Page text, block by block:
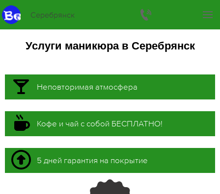
Серебрянск
Услуги маникюра в Серебрянск
Неповторимая атмосфера
Кофе и чай с собой БЕСПЛАТНО!
5 дней гарантия на покрытие